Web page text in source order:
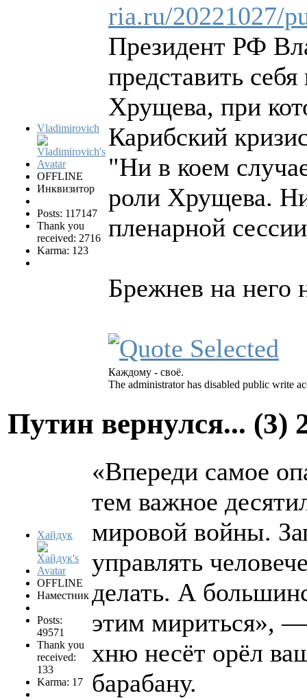
Vladimirovich
OFFLINE
Инквизитор
Posts: 117147
Thank you
received: 2716
Karma: 123
ria.ru/20221027/
Президент РФ
представить
Хрущева, при
Карибский
"Ни в коем
роли Хрущева.
пленарной
Брежнев на него
Каждому - своё.
The administrator has disabled public write
Путин вернулся... (3)
Хайдук
OFFLINE
Наместник
Posts:
49571
Thank you
received:
133
Karma: 17
«Впереди самое
тем важное
мировой войны.
управлять
делать. А
этим мириться»,
хню несёт орёл
барабану.